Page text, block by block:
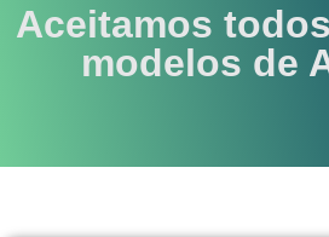
Aceitamos
modelos de